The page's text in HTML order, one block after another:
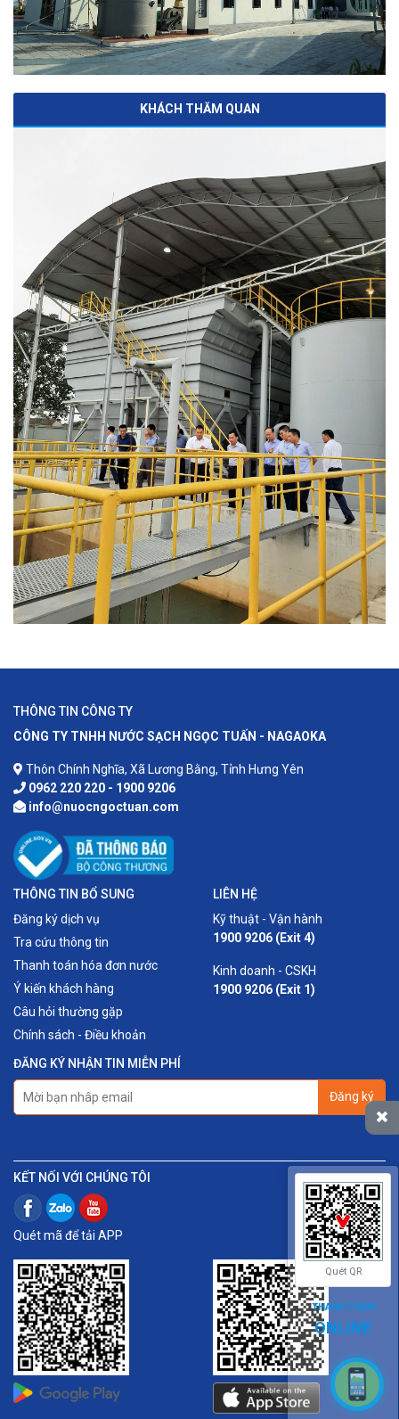
KHÁCH THĂM QUAN
THÔNG TIN CÔNG TY
CÔNG TY TNHH NƯỚC SẠCH NGỌC TUẤN - NAGAOKA
Thôn Chính Nghĩa, Xã Lương Bằng, Tỉnh Hưng Yên
0962 220 220 - 1900 9206
info@nuocngoctuan.com
THÔNG TIN BỔ SUNG
Đăng ký dịch vụ
Tra cứu thông tin
Thanh toán hóa đơn nước
Ý kiến khách hàng
Câu hỏi thường gặp
Chính sách - Điều khoản
LIÊN HỆ
Kỹ thuật - Vận hành
1900 9206 (Exit 4)
Kinh doanh - CSKH
1900 9206 (Exit 1)
ĐĂNG KÝ NHẬN TIN MIỄN PHÍ
Đăng ký
KẾT NỐI VỚI CHÚNG TÔI
Quét mã để tải APP
Quét QR
THANH TOÁN
ONLINE